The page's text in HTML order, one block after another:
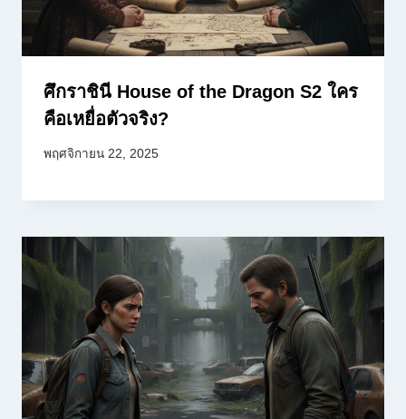
ศึกราชินี House of the Dragon S2 ใคร
คือเหยื่อตัวจริง?
พฤศจิกายน 22, 2025